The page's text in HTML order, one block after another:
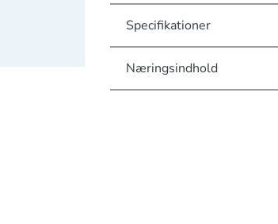
Specifikationer
Næringsindhold